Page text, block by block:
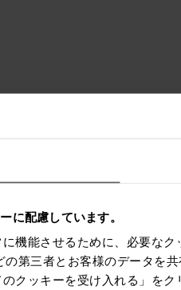
に配慮しています。
機能させるために、必要な
の第三者とお客様のデータを
クッキーを受け入れる」を